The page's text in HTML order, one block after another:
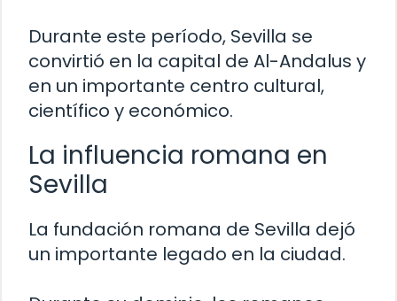
Durante este período, Sevilla se
convirtió en la capital de Al-Andalus y
en un importante centro cultural,
científico y económico.
La influencia romana en
Sevilla
La fundación romana de Sevilla dejó
un importante legado en la ciudad.